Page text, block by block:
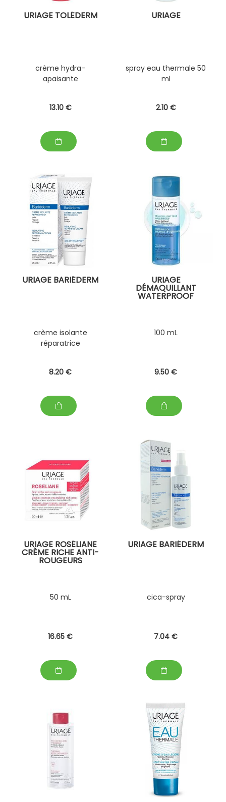
URIAGE TOLÉDERM
crème hydra-
apaisante
13.10 €
URIAGE
spray eau thermale 50
ml
2.10 €
URIAGE BARIÉDERM
crème isolante
réparatrice
8.20 €
URIAGE
DÉMAQUILLANT
WATERPROOF
100 mL
9.50 €
URIAGE ROSÉLIANE
CRÈME RICHE ANTI-
ROUGEURS
50 mL
16.65 €
URIAGE BARIÉDERM
cica-spray
7.04 €